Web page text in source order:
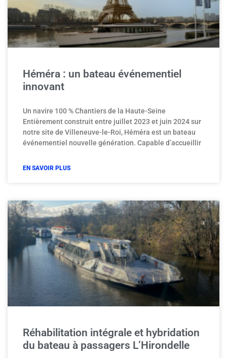
Héméra : un bateau événementiel
innovant
Un navire 100 % Chantiers de la Haute-Seine
Entièrement construit entre juillet 2023 et juin 2024 sur
notre site de Villeneuve-le-Roi, Héméra est un bateau
événementiel nouvelle génération. Capable d’accueillir
EN SAVOIR PLUS
Réhabilitation intégrale et hybridation
du bateau à passagers L’Hirondelle